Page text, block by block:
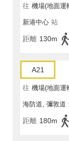
往 機場(地面運
新港中心 站
距離 130m
A21
往 機場(地面運
海防道, 彌敦道
距離 180m